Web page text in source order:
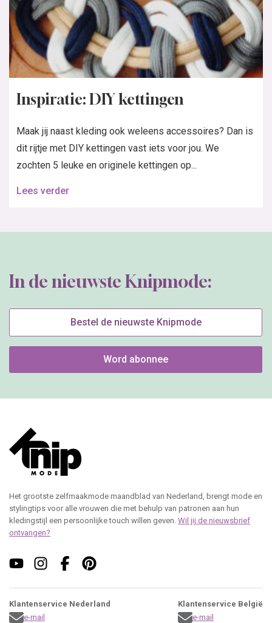
Inspiratie: DIY kettingen
Maak jij naast kleding ook weleens accessoires? Dan is
dit rijtje met DIY kettingen vast iets voor jou. We
zochten 5 leuke en originele kettingen op...
Lees verder
In de nieuwste Knipmode:
Bestel de nieuwste Knipmode
Word abonnee
Het grootste zelfmaakmode maandblad van Nederland, brengt mode en
stylingtips voor alle vrouwen die met behulp van patronen aan hun
kledingstijl een persoonlijke touch willen geven. Wil jij de nieuwsbrief
ontvangen?
Klantenservice Nederland
e-mail
Klantenservice België
e-mail